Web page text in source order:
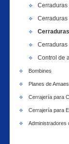
Cerraduras
Cerraduras
Control de
Bombines
Planes de
Cerrajería para
Cerrajería para
Administradores